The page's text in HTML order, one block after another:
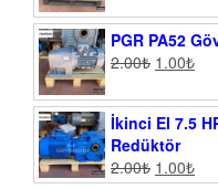
PGR PA52
2.00₺ 1.00₺
İkinci El 7.5
Redüktör
2.00₺ 1.00₺